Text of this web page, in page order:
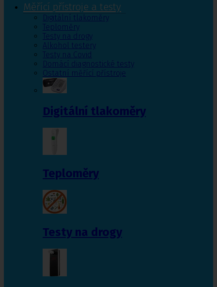
Měřící přístroje a testy
Digitální tlakoměry
Teploměry
Testy na drogy
Alkohol testery
Testy na Covid
Domácí diagnostické testy
Ostatní měřící přístroje
Digitální tlakoměry
Teploměry
Testy na drogy